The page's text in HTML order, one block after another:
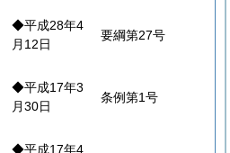
◆平成28年4
月12日
要綱第27号
◆平成17年3
月30日
条例第1号
◆平成17年4